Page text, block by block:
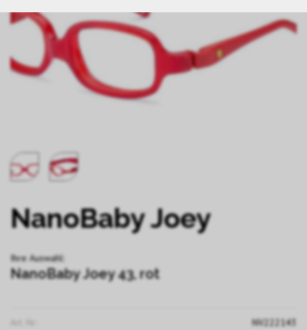
NanoBaby Joey
Ihre Auswahl:
NanoBaby Joey 43, rot
NV222143